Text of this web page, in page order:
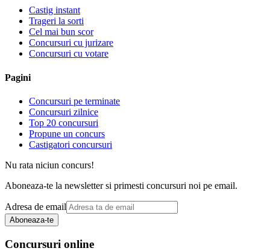
Castig instant
Trageri la sorti
Cel mai bun scor
Concursuri cu jurizare
Concursuri cu votare
Pagini
Concursuri pe terminate
Concursuri zilnice
Top 20 concursuri
Propune un concurs
Castigatori concursuri
Nu rata niciun concurs!
Aboneaza-te la newsletter si primesti concursuri noi pe email.
Adresa de email
Aboneaza-te
Concursuri online